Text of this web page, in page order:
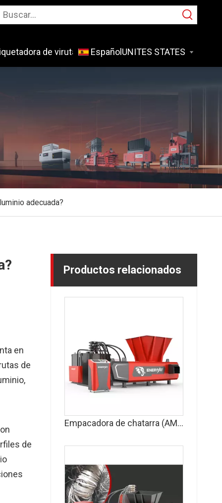
de virutas de metal Solicitud
Español
adecuada?
en
de
de
Productos relacionados
Empacadora de chatarra (AMB-H)